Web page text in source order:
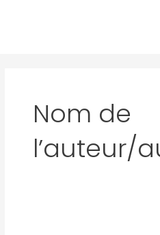
Nom de
l’auteur/